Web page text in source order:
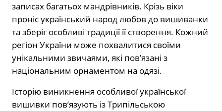
записах багатьох мандрівників. Крізь віки
проніс український народ любов до вишиванки
та зберіг особливі традиції її створення. Кожний
регіон України може похвалитися своїми
унікальними звичаями, які пов’язані з
національним орнаментом на одязі.
Історію виникнення особливої української
вишивки пов’язують із Трипільською